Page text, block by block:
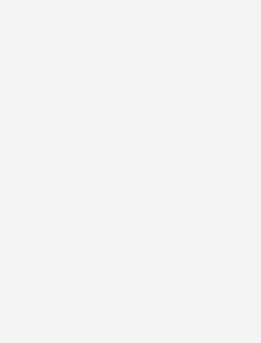
y profunda que
espacio donde se le
Por lo tanto, se trataba
ese vale eran
auriculares. Cada
se acercaba y se
reproductor, y al
el contacto